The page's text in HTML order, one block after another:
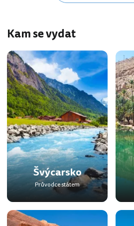
Kam se vydat
Švýcarsko
Průvodce státem